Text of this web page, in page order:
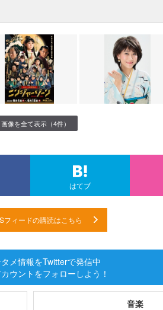
画像を全て表示（4件）
はてブ
フィードの購読はこちら
メ情報をTwitterで発信中
ウントをフォローしよう！
音楽